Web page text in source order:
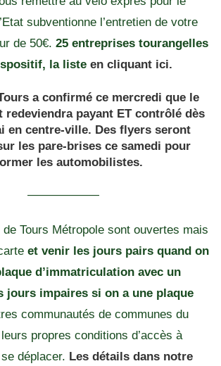
subventionne l’entretien de votre
de 50€. 25 entreprises tourangelles
la liste en cliquant ici.
a confirmé ce mercredi que le
redeviendra payant ET contrôlé dès
en centre-ville. Des flyers seront
les pare-brises ce samedi pour
les automobilistes.
——————
Tours Métropole sont ouvertes mais
et venir les jours pairs quand on
d’immatriculation avec un
jours impaires si on a une plaque
communautés de communes du
propres conditions d’accès à
déplacer. Les détails dans notre